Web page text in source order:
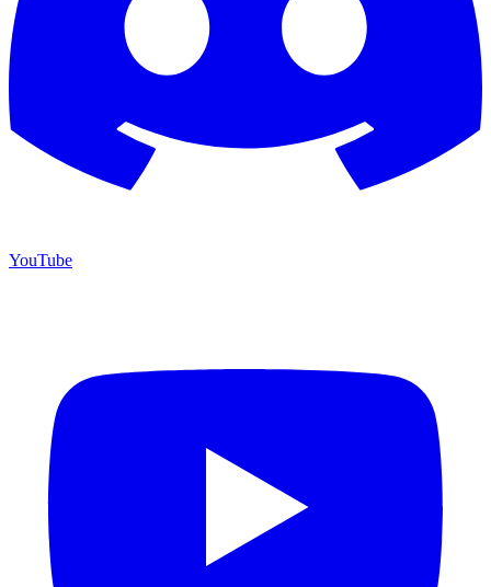
YouTube